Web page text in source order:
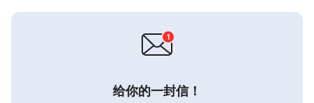
给你的一封信！